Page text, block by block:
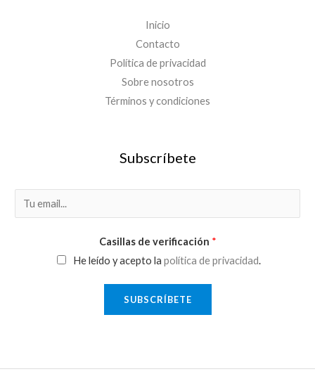
Inicio
Contacto
Política de privacidad
Sobre nosotros
Términos y condiciones
Subscríbete
m
Casillas de verificación *
He leído y acepto la política de privacidad.
SUBSCRÍBETE